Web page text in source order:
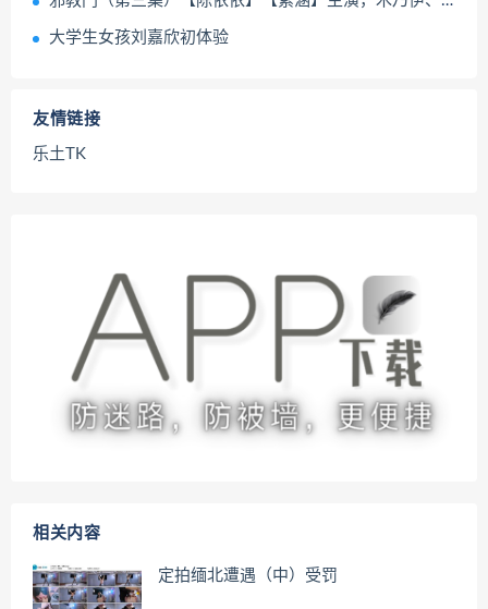
大学生女孩刘嘉欣初体验
友情链接
乐土TK
相关内容
定拍缅北遭遇（中）受罚